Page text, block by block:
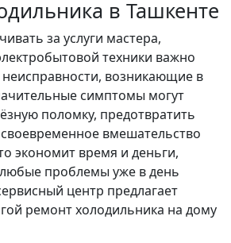
в Ташкенте
за услуги мастера,
техники важно
возникающие в
симптомы могут
поломку, предотвратить
вмешательство
экономит время и деньги,
проблемы уже в день
центр предлагает
ремонт холодильника на дому